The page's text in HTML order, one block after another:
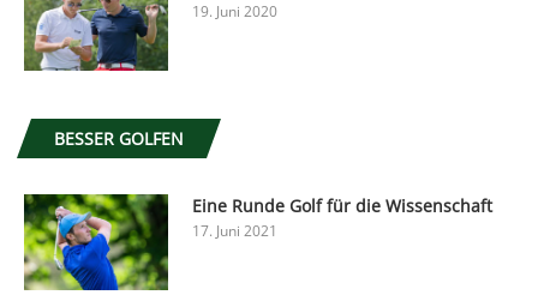
19. Juni 2020
BESSER GOLFEN
Eine Runde Golf für die Wissenschaft
17. Juni 2021